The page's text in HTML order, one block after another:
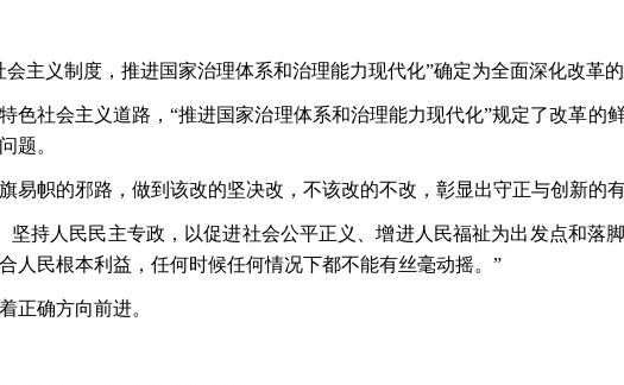
主义制度，推进国家治理体系和治理能力现代化”确定为全面深化改革的
色社会主义道路，“推进国家治理体系和治理能力现代化”规定了改革的
题。
帜的邪路，做到该改的坚决改，不该改的不改，彰显出守正与创新的有
持人民民主专政，以促进社会公平正义、增进人民福祉为出发点和落
人民根本利益，任何时候任何情况下都不能有丝毫动摇。”
正确方向前进。